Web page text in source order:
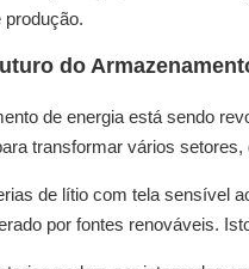
produção.
do
de energia está sendo
transformar vários
de lítio com tela sensível
por fontes renováveis.